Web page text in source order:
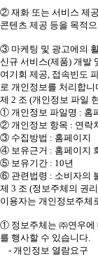
② 재화 또는 서비스 제공
콘텐츠 제공 등을 목적
③ 마케팅 및 광고에의
신규 서비스(제품) 개발
여기회 제공, 접속빈도
로 개인정보를 처리합니
제 2 조 (개인정보 파일
① 개인정보 파일명 : 홈
② 개인정보 항목 : 연락
③ 수집방법 : 홈페이지
④ 보유근거 : 홈페이지
⑤ 보유기간 : 10년
⑥ 관련법령 : 소비자의
제 3 조 (정보주체의 권
이용자는 개인정보주체
① 정보주체는 ㈜연우에
를 행사할 수 있습니다.
- 개인정보 열람요구